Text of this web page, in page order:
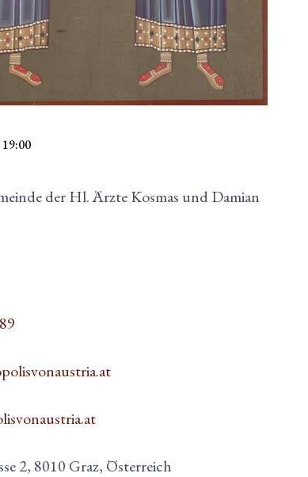
19:00
der Hl. Ärzte Kosmas und Damian
2, 8010 Graz, Österreich